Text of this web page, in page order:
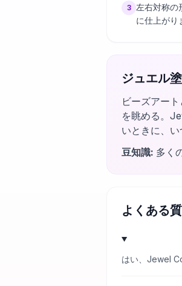
3
左右対称の
に仕上がり
ジュエル
ビーズアー
を眺める。
いときに、い
豆知識: 多く
よくある
はい、Jewel